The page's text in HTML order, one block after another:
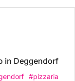
in Deggendorf
#pizzaria